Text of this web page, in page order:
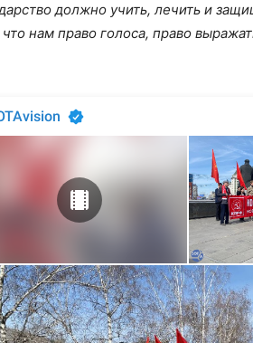
должно учить, лечить и
нам право голоса, право